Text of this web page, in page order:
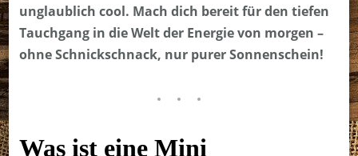
unglaublich cool. Mach dich bereit für den tiefen
Tauchgang in die Welt der Energie von morgen –
ohne Schnickschnack, nur purer Sonnenschein!
Was ist eine Mini